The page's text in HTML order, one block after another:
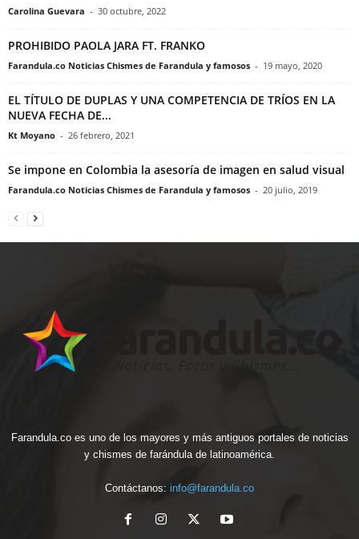
Carolina Guevara - 30 octubre, 2022
PROHIBIDO PAOLA JARA FT. FRANKO
Farandula.co Noticias Chismes de Farandula y famosos - 19 mayo, 2020
EL TÍTULO DE DUPLAS Y UNA COMPETENCIA DE TRÍOS EN LA
NUEVA FECHA DE...
Kt Moyano - 26 febrero, 2021
Se impone en Colombia la asesoría de imagen en salud visual
Farandula.co Noticias Chismes de Farandula y famosos - 20 julio, 2019
Farandula.co es uno de los mayores y más antiguos portales de noticias
y chismes de farándula de latinoamérica.
Contáctanos: info@farandula.co